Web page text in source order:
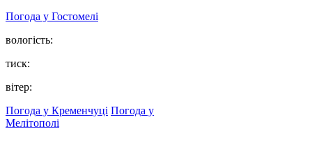
Погода у Гостомелі
вологість:
тиск:
вітер:
Погода у Кременчуці Погода у
Мелітополі